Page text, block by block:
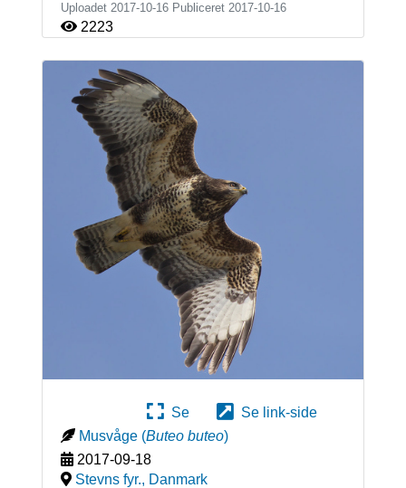
Uploadet 2017-10-16 Publiceret 2017-10-16
2223
Se
Se link-side
Musvåge (Buteo buteo)
2017-09-18
Stevns fyr., Danmark